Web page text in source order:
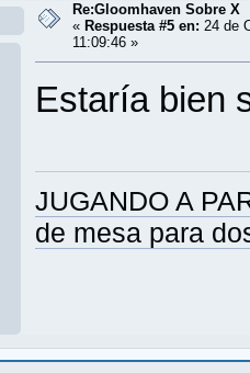
Re:Gloomhaven Sobre X
« Respuesta #5 en: 24 de
11:09:46 »
Estaría bien
JUGANDO A
de mesa para